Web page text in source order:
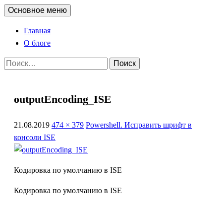
Перейти
содержимому
Поиск
Основное меню
Главная
О блоге
Найти:
outputEncoding_ISE
21.08.2019 474 × 379 Powershell. Исправить шрифт в
консоли ISE
Кодировка по умолчанию в ISE
Кодировка по умолчанию в ISE